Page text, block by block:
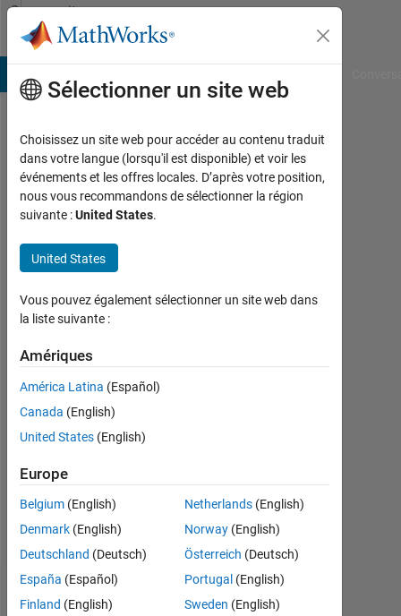
Passer au contenu
Community
Profile
codeconstructo
Last
seen:
plus
d'un
an il
|
Actif
2023
Followers:
0
Sélectionner un site web
Choisissez un site web pour accéder au contenu traduit
dans votre langue (lorsqu'il est disponible) et voir les
événements et les offres locales. D’après votre position,
nous vous recommandons de sélectionner la région
suivante :United States.
United States
Vous pouvez également sélectionner un site web dans
la liste suivante :
Amériques
América Latina (Español)
Canada (English)
United States (English)
Europe
Belgium (English)
Denmark (English)
Deutschland (Deutsch)
España (Español)
Finland (English)
Netherlands(English)
Norway(English)
Österreich (Deutsch)
Portugal (English)
Sweden (English)